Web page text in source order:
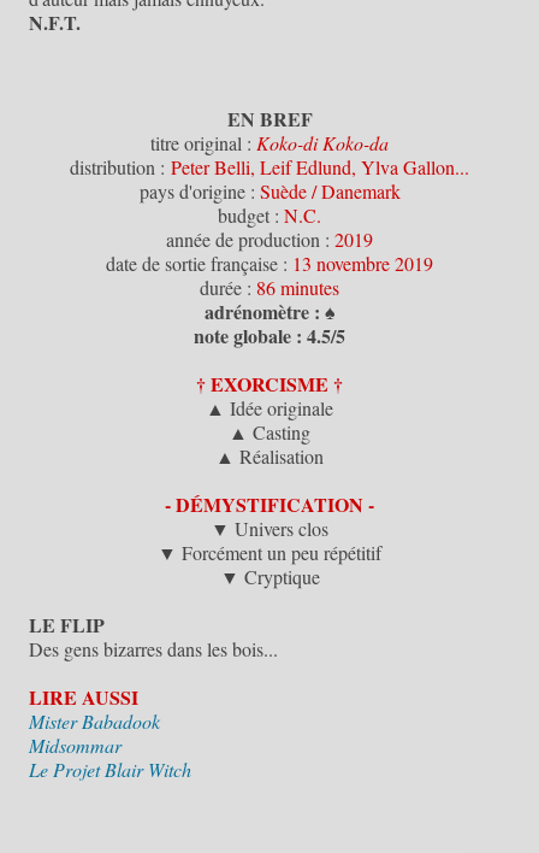
N.F.T.
EN BREF
titre original : Koko-di Koko-da
distribution : Peter Belli, Leif Edlund, Ylva Gallon...
pays d'origine : Suède / Danemark
budget : N.C.
année de production : 2019
date de sortie française : 13 novembre 2019
durée : 86 minutes
adrénomètre : ♠
note globale : 4.5/5
† EXORCISME †
▲ Idée originale
▲ Casting
▲ Réalisation
- DÉMYSTIFICATION -
▼ Univers clos
▼ Forcément un peu répétitif
▼ Cryptique
LE FLIP
Des gens bizarres dans les bois...
LIRE AUSSI
Mister Babadook
Midsommar
Le Projet Blair Witch